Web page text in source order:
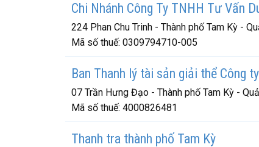
Chi Nhánh Công Ty TNHH Tư Vấn
224 Phan Chu Trinh - Thành phố Tam Kỳ -
Mã số thuế: 0309794710-005
Ban Thanh lý tài sản giải thể Công
07 Trần Hưng Đạo - Thành phố Tam Kỳ -
Mã số thuế: 4000826481
Thanh tra thành phố Tam Kỳ